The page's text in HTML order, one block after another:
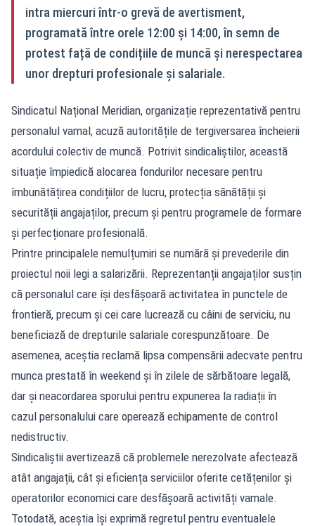
intra miercuri într-o grevă de avertisment,
programată între orele 12:00 și 14:00, în semn de
protest față de condițiile de muncă și nerespectarea
unor drepturi profesionale și salariale.
Sindicatul Național Meridian, organizație reprezentativă pentru
personalul vamal, acuză autoritățile de tergiversarea încheierii
acordului colectiv de muncă. Potrivit sindicaliștilor, această
situație împiedică alocarea fondurilor necesare pentru
îmbunătățirea condițiilor de lucru, protecția sănătății și
securității angajaților, precum și pentru programele de formare
și perfecționare profesională.
Printre principalele nemulțumiri se numără și prevederile din
proiectul noii legi a salarizării. Reprezentanții angajaților susțin
că personalul care își desfășoară activitatea în punctele de
frontieră, precum și cei care lucrează cu câini de serviciu, nu
beneficiază de drepturile salariale corespunzătoare. De
asemenea, aceștia reclamă lipsa compensării adecvate pentru
munca prestată în weekend și în zilele de sărbătoare legală,
dar și neacordarea sporului pentru expunerea la radiații în
cazul personalului care operează echipamente de control
nedistructiv.
Sindicaliștii avertizează că problemele nerezolvate afectează
atât angajații, cât și eficiența serviciilor oferite cetățenilor și
operatorilor economici care desfășoară activități vamale.
Totodată, aceștia își exprimă regretul pentru eventualele